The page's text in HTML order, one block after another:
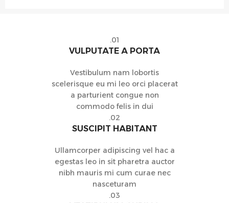
01.
VULPUTATE A PORTA
Vestibulum nam lobortis
scelerisque eu mi leo orci placerat
a parturient congue non
commodo felis in dui
02.
SUSCIPIT HABITANT
Ullamcorper adipiscing vel hac a
egestas leo in sit pharetra auctor
nibh mauris mi cum curae nec
nasceturam
03.